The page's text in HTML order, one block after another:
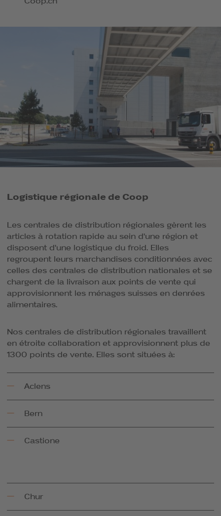
Logistique régionale de Coop
Les centrales de distribution régionales gèrent les
articles à rotation rapide au sein d'une région et
disposent d'une logistique du froid. Elles
regroupent leurs marchandises conditionnées avec
celles des centrales de distribution nationales et se
chargent de la livraison aux points de vente qui
approvisionnent les ménages suisses en denrées
alimentaires.
Nos centrales de distribution régionales travaillent
en étroite collaboration et approvisionnent plus de
1300 points de vente. Elles sont situées à:
Aclens
Bern
Castione
Chur